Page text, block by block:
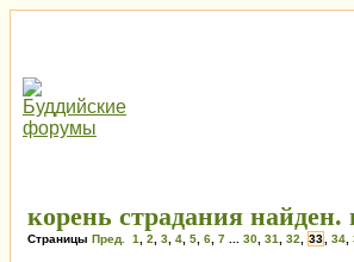
корень страдания найден.
Страницы Пред. 1 2 3 4 5 6 7 30 31 32 33 34